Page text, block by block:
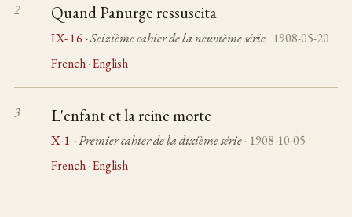
Quand Panurge ressuscita
IX-16 · Seizième cahier de la neuvième série· 1908-05-20
French ·English
L'enfant et la reine morte
X-1 · Premier cahier de la dixième série · 1908-10-05
French ·English